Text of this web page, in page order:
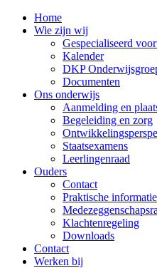
Home
Wie zijn wij
Gespecialiseerd
Kalender
DKP
Documenten
Ons onderwijs
Aanmelding en
Begeleiding en zorg
Staatsexamens
Leerlingenraad
Ouders
Contact
Praktische informatie
Klachtenregeling
Downloads
Contact
Werken bij